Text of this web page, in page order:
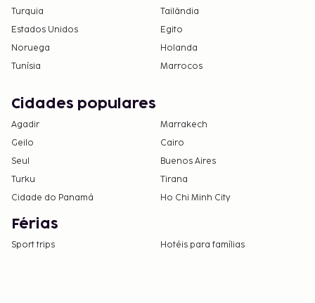
Turquia
Tailândia
Estados Unidos
Egito
Noruega
Holanda
Tunísia
Marrocos
Cidades populares
Agadir
Marrakech
Geilo
Cairo
Seul
Buenos Aires
Turku
Tirana
Cidade do Panamá
Ho Chi Minh City
Férias
Sport trips Hotéis para famílias